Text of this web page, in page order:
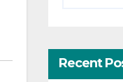
Recent